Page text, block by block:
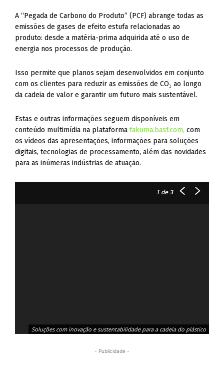
A “Pegada de Carbono do Produto” (PCF) abrange todas as
emissões de gases de efeito estufa relacionadas ao
produto: desde a matéria-prima adquirida até o uso de
energia nos processos de produção.
Isso permite que planos sejam desenvolvidos em conjunto
com os clientes para reduzir as emissões de CO₂ ao longo
da cadeia de valor e garantir um futuro mais sustentável.
Estas e outras informações seguem disponíveis em
conteúdo multimídia na plataformafakuma.basf.com, com
os vídeos das apresentações, informações para soluções
digitais, tecnologias de processamento, além das novidades
para as inúmeras indústrias de atuação.
1de 3
Soluções com inovação e sustentabilidade para a cadeia do plástico
- Publicidade -